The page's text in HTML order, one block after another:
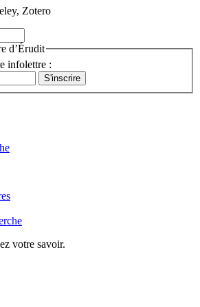
Zotero
d’Érudit
infolettre :
votre savoir.